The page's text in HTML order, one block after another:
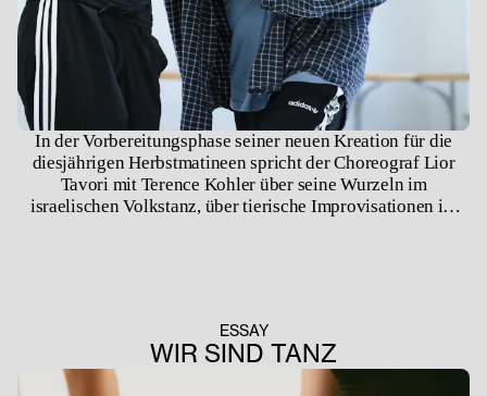
In der Vorbereitungsphase seiner neuen Kreation für die
diesjährigen Herbstmatineen spricht der Choreograf Lior
Tavori mit Terence Kohler über seine Wurzeln im
israelischen Volkstanz, über tierische Improvisationen im
ESSAY
WIR SIND TANZ